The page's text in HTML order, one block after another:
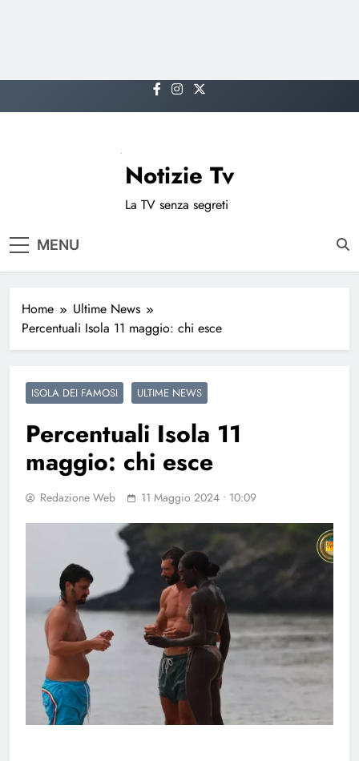
to
Notizie Tv
La TV senza segreti
MENU
Home
Ultime News
Percentuali Isola 11 maggio: chi esce
ISOLA DEI FAMOSI ULTIME NEWS
Percentuali Isola 11
maggio: chi esce
Redazione Web 11 Maggio 2024 • 10:09